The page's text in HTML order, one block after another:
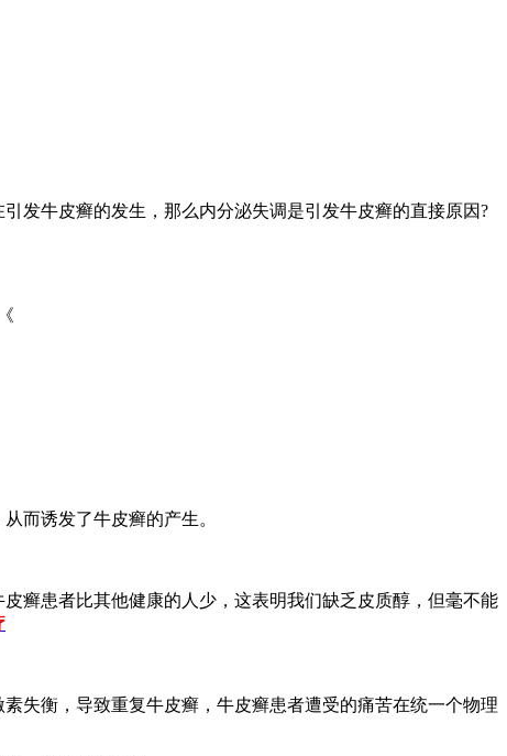
发牛皮癣的发生，那么内分泌失调是引发牛皮癣的直接原因?
而诱发了牛皮癣的产生。
癣患者比其他健康的人少，这表明我们缺乏皮质醇，但毫不能
失衡，导致重复牛皮癣，牛皮癣患者遭受的痛苦在统一个物理